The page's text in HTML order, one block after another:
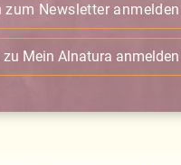
zum Newsletter anmelden
Mein Alnatura anmelden